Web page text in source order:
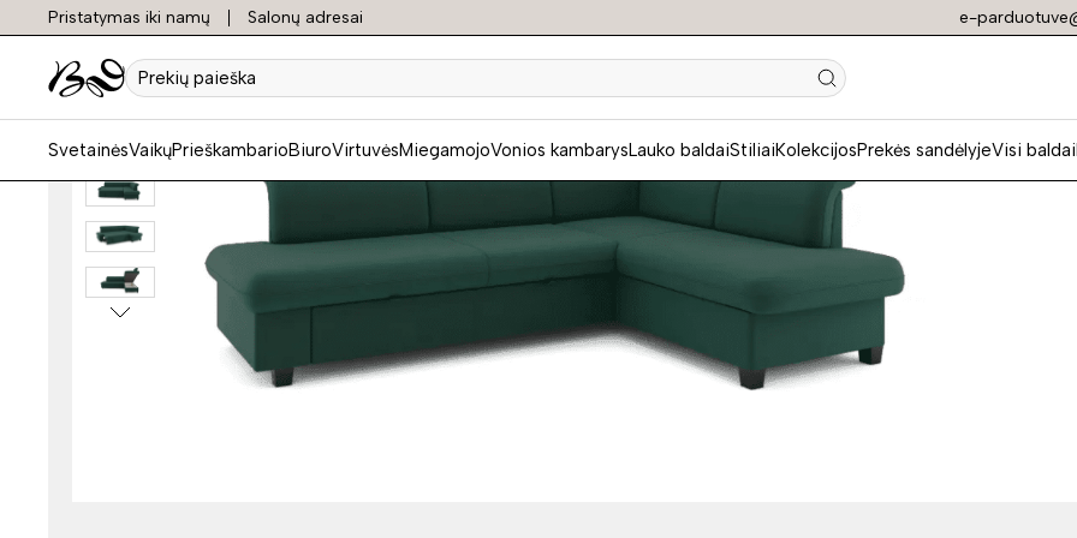
Pristatymas iki namų Salonų adresai e-
Prekių
paieška
SvetainėsVaikųPrieškambarioBiuroVirtuvėsMiegamojoVonios kambarysLauko baldaiStiliaiKolekcijosPrekės sandėlyjeVisi baldai